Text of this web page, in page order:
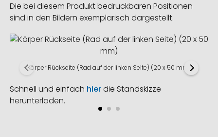
Die bei diesem Produkt bedruckbaren Positionen
sind in den Bildern exemplarisch dargestellt.
Körper Rückseite (Rad auf der linken Seite) (20 x 50 mm)
Schnell und einfach hierdie Standskizze
herunterladen.